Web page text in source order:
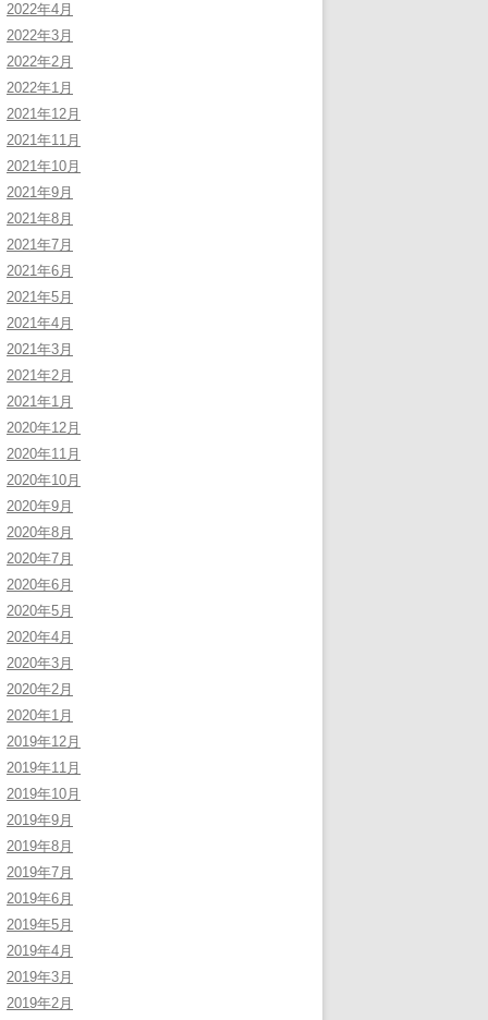
2022年4月
2022年3月
2022年2月
2022年1月
2021年12月
2021年11月
2021年10月
2021年9月
2021年8月
2021年7月
2021年6月
2021年5月
2021年4月
2021年3月
2021年2月
2021年1月
2020年12月
2020年11月
2020年10月
2020年9月
2020年8月
2020年7月
2020年6月
2020年5月
2020年4月
2020年3月
2020年2月
2020年1月
2019年12月
2019年11月
2019年10月
2019年9月
2019年8月
2019年7月
2019年6月
2019年5月
2019年4月
2019年3月
2019年2月